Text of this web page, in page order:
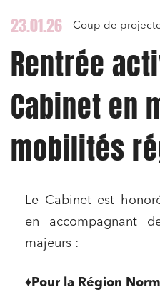
23.01.26 Coup de
Rentrée
Cabinet en
mobilités
Le Cabinet est
en accompagnant
majeurs :
♦️ Pour la Région